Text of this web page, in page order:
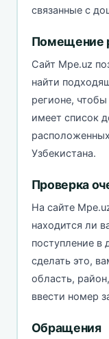
связанные с
Помещение
Сайт Mpe.uz
найти
регионе,
имеет список
Узбекистана.
Проверка
На сайте
находится ли
поступление
сделать это,
область,
ввести номер
Обращения